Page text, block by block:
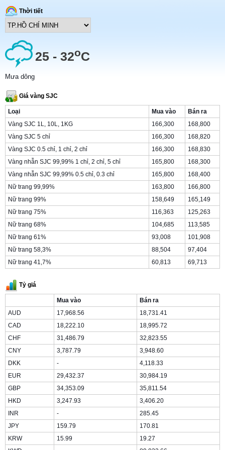
Thời tiết
25 - 32oC
Mưa dông
Giá vàng SJC
Loại Mua vào
Bán ra
Vàng SJC 1L, 10L, 1KG
166,300
168,800
Vàng SJC 5 chỉ
166,300
168,820
Vàng SJC 0.5 chỉ, 1 chỉ, 2 chỉ
166,300
168,830
Vàng nhẫn SJC 99,99% 1 chỉ, 2 chỉ, 5 chỉ
165,800
168,300
Vàng nhẫn SJC 99,99% 0.5 chỉ, 0.3 chỉ
165,800
168,400
Nữ trang 99,99%
163,800
166,800
Nữ trang 99%
158,649
165,149
Nữ trang 75%
116,363
125,263
Nữ trang 68%
104,685
113,585
Nữ trang 61%
93,008
101,908
Nữ trang 58,3%
88,504
97,404
Nữ trang 41,7%
60,813 69,713
Tỷ giá
Mua vào
Bán ra
AUD
17,968.56
18,731.41
CAD
18,222.10
18,995.72
CHF
31,486.79
32,823.55
CNY
3,787.79
3,948.60
DKK
-
4,118.33
EUR
29,432.37
30,984.19
GBP
34,353.09
35,811.54
HKD
3,247.93
3,406.20
INR
-
285.45
JPY
159.79
170.81
KRW
15.99
19.27